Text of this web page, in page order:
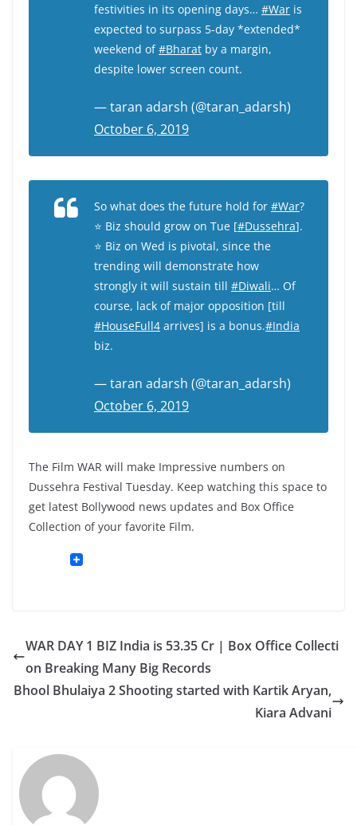
festivities in its opening days… #War is
expected to surpass 5-day *extended*
weekend of#Bharat by a margin,
despite lower screen count.
— taran adarsh (@taran_adarsh)
October 6, 2019
So what does the future hold for #War?
⭐️ Biz should grow on Tue [#Dussehra].
⭐️ Biz on Wed is pivotal, since the
trending will demonstrate how
strongly it will sustain till #Diwali… Of
course, lack of major opposition [till
#HouseFull4 arrives] is a bonus.#India
biz.
— taran adarsh (@taran_adarsh)
October 6, 2019
The Film WAR will make Impressive numbers on
Dussehra Festival Tuesday. Keep watching this space to
get latest Bollywood news updates and Box Office
Collection of your favorite Film.
WAR DAY 1 BIZ India is 53.35 Cr | Box Office Collecti
on Breaking Many Big Records
Bhool Bhulaiya 2 Shooting started with Kartik Aryan,
Kiara Advani